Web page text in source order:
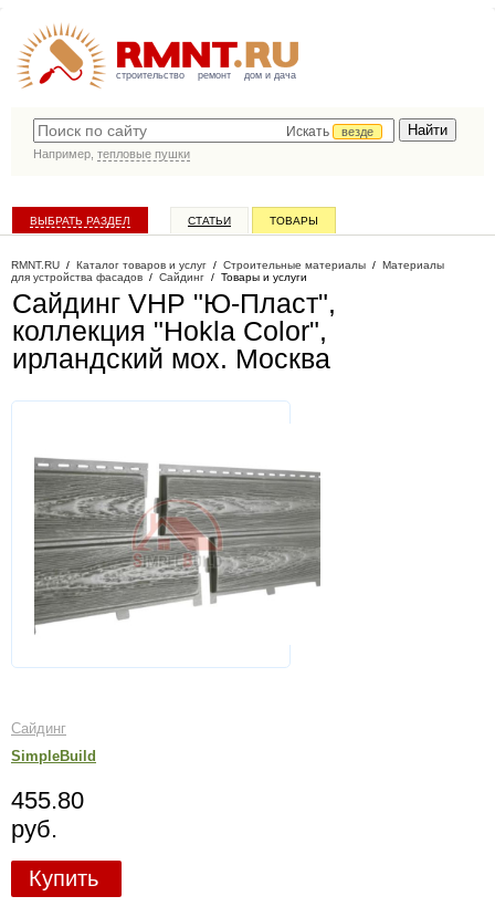
строительство ремонт дом и дача
Искать
везде
Например, тепловые пушки
ВЫБРАТЬ РАЗДЕЛ СТАТЬИ ТОВАРЫ
RMNT.RU / Каталог товаров и услуг / Строительные материалы / Материалы
для устройства фасадов / Сайдинг / Товары и услуги
Сайдинг VHP "Ю-Пласт",
коллекция "Hokla Color",
ирландский мох. Москва
Сайдинг
SimpleBuild
455.80
руб.
Купить